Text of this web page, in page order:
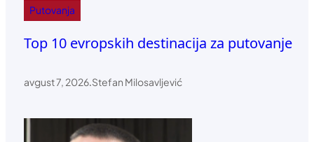
Putovanja
Top 10 evropskih destinacija za putovanje
avgust 7, 2026.Stefan Milosavljević